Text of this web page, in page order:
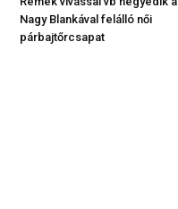
Nagy Blankával felálló női
párbajtőrcsapat